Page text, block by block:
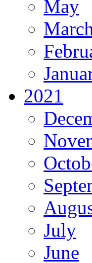
May
2021
July
June